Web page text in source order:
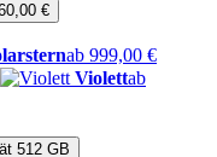
€
ab 999,00 €
Violettab
512 GB